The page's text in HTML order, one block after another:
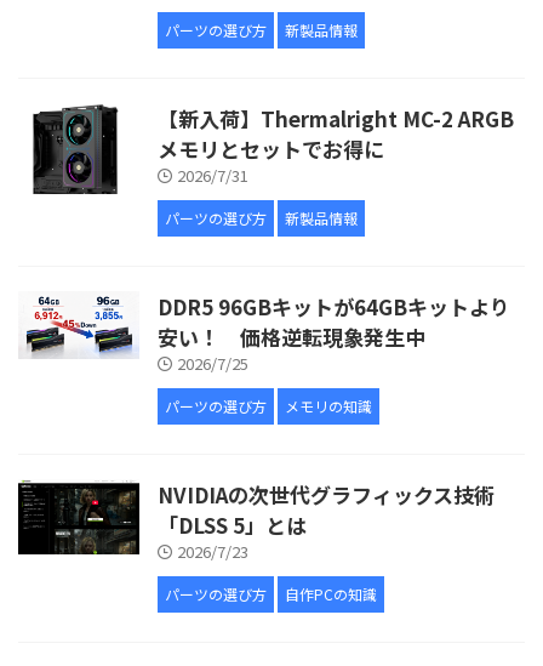
パーツの選び方 新製品情報
【新入荷】Thermalright MC-2 ARGB
メモリとセットでお得に
2026/7/31
パーツの選び方 新製品情報
DDR5 96GBキットが64GBキットより
安い！ 価格逆転現象発生中
2026/7/25
パーツの選び方 メモリの知識
NVIDIAの次世代グラフィックス技術
「DLSS 5」とは
2026/7/23
パーツの選び方 自作PCの知識